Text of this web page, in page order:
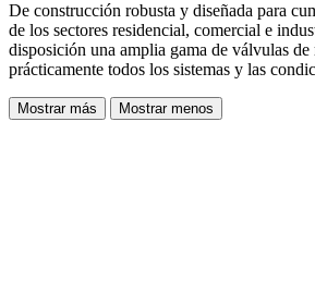
De construcción robusta y diseñada para
de los sectores residencial, comercial e
disposición una amplia gama de válvulas de
prácticamente todos los sistemas y las
Mostrar más Mostrar menos